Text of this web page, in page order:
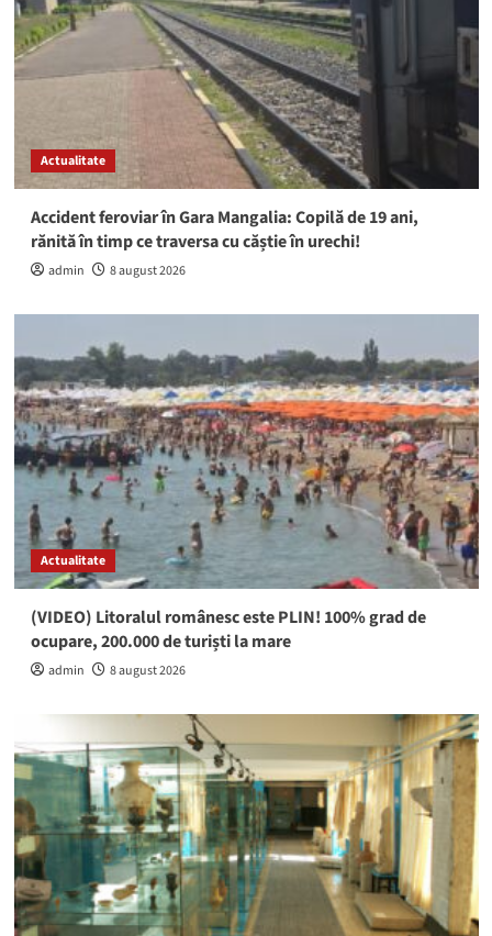
Actualitate
Accident feroviar în Gara Mangalia: Copilă de 19 ani,
rănită în timp ce traversa cu căștie în urechi!
admin 8 august 2026
Actualitate
(VIDEO) Litoralul românesc este PLIN! 100% grad de
ocupare, 200.000 de turiști la mare
admin 8 august 2026